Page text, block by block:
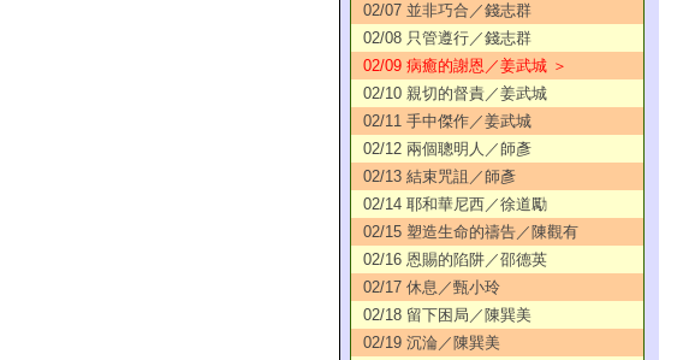
02/07 並非巧合／錢志群
02/08 只管遵行／錢志群
02/09 病癒的謝恩／姜武城 ＞
02/10 親切的督責／姜武城
02/11 手中傑作／姜武城
02/12 兩個聰明人／師彥
02/13 結束咒詛／師彥
02/14 耶和華尼西／徐道勵
02/15 塑造生命的禱告／陳觀有
02/16 恩賜的陷阱／邵德英
02/17 休息／甄小玲
02/18 留下困局／陳巽美
02/19 沉淪／陳巽美